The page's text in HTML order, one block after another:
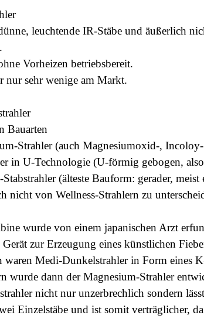
leuchtende IR-Stäbe und äußerlich
Vorheizen betriebsbereit.
nur sehr wenige am Markt.
Bauarten
Strahler (auch Magnesiumoxid-,
in U-Technologie (U-förmig gebogen,
(älteste Bauform: gerader,
nicht von Wellness-Strahlern zu
wurde von einem japanischen Arzt
zur Erzeugung eines künstlichen
waren Medi-Dunkelstrahler in Form eines
wurde dann der Magnesium-Strahler
nicht nur unzerbrechlich sondern
Einzelstäbe und ist somit verträglicher,